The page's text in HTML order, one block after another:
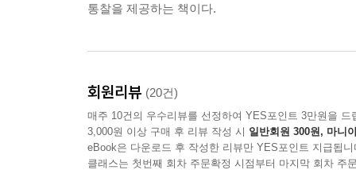
프롤로그: “ CRM, 아무도 안 쓰거나 혹은 비싸거나
4. Smartsheet - “엑셀의 편안함, 클라우드의 강력함
5. 도구별 종합 비교 및 선택 가이드 243
에필로그 - 가장 좋은 CRM은 팀이 실제로 쓰는
11장. 성장기업의 CRM 구현 - 4단계 프레임워크
프롤로그 - 허공으로 날아간 마케팅 예산 1억원 131
6장. 알아서 일하는 시스템 - CRM 통합과 자동화
프롤로그 - 매일 아침 90분의 감옥 148
CRM 통합이 낳은 인사이트 157
HubSpot CRM 통합의 다양한 방식 158
통찰을 제공하는 책이다.
회원리뷰 (20건)
매주 10건의 우수리뷰를 선정하여 YES포인트 3만원을 드
3,000원 이상 구매 후 리뷰 작성 시 일반회원 300원, 마니
eBook은 다운로드 후 작성한 리뷰만 YES포인트 지급됩니
클래스는 첫번째 회차 주문확정 시점부터 마지막 회차 주